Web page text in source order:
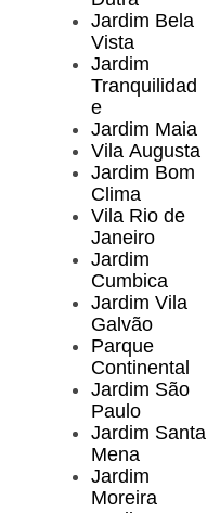
Jardim Bela
Vista
Jardim
Tranquilidad
e
Jardim Maia
Vila Augusta
Jardim Bom
Clima
Vila Rio de
Janeiro
Jardim
Cumbica
Jardim Vila
Galvão
Parque
Continental
Jardim São
Paulo
Jardim Santa
Mena
Jardim
Moreira